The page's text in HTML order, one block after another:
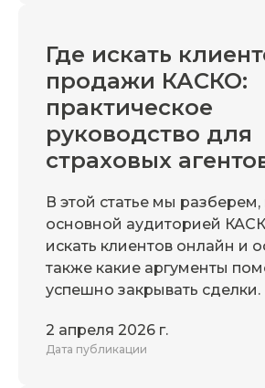
Где искать
продажи КАСКО:
практическое
руководство для
страховых
В этой статье мы разберем,
основной аудиторией
искать клиентов онлайн и
также какие аргументы
успешно закрывать сделки.
2 апреля 2026 г.
Дата публикации